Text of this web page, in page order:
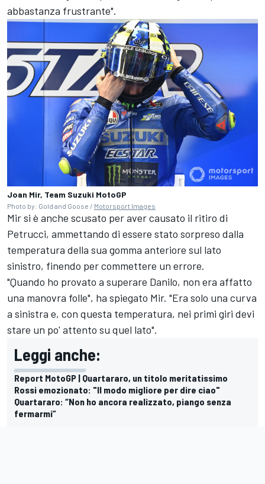
abbastanza frustrante".
Joan Mir, Team Suzuki MotoGP
Photo by: Gold and Goose / Motorsport Images
Mir si è anche scusato per aver causato il ritiro di
Petrucci, ammettando di essere stato sorpreso dalla
temperatura della sua gomma anteriore sul lato
sinistro, finendo per commettere un errore.
"Quando ho provato a superare Danilo, non era affatto
una manovra folle", ha spiegato Mir. "Era solo una curva
a sinistra e, con questa temperatura, nei primi giri devi
stare un po' attento su quel lato".
Leggi anche:
Report MotoGP | Quartararo, un titolo meritatissimo
Rossi emozionato: "Il modo migliore per dire ciao"
Quartararo: “Non ho ancora realizzato, piango senza
fermarmi”